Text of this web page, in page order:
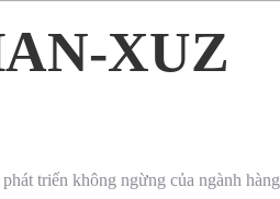
XUZ
triển không ngừng của ngành hàng